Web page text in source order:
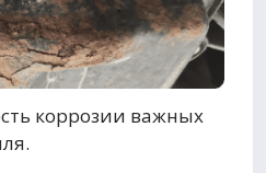
коррозии важных